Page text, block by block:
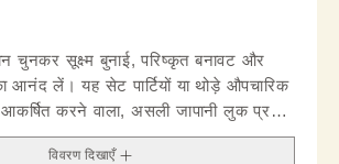
चुनकर सूक्ष्म बुनाई, परिष्कृत बनावट और
का आनंद लें। यह सेट पार्टियों या थोड़े औपचारिक
आकर्षित करने वाला, असली जापानी लुक प्रदान
विवरण दिखाएँ